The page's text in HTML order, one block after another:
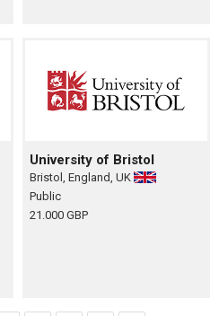
University of Bristol
Bristol, England, UK
Public
21.000 GBP